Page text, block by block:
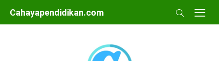
Skip
to
Cahayapendidikan.com